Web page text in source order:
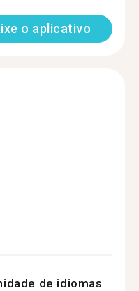
o aplicativo
de idiomas